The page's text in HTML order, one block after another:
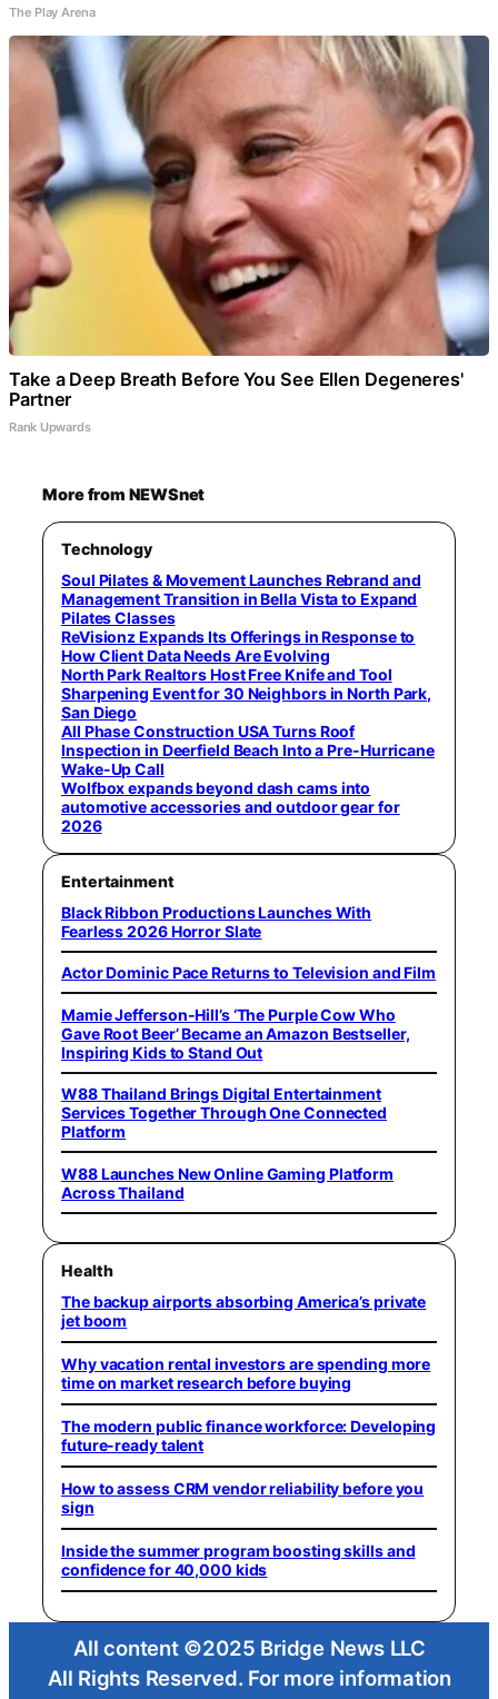
The Play Arena
Take a Deep Breath Before You See Ellen Degeneres'
Partner
Rank Upwards
More from NEWSnet
Technology
Soul Pilates & Movement Launches Rebrand and
Management Transition in Bella Vista to Expand
Pilates Classes
ReVisionz Expands Its Offerings in Response to
How Client Data Needs Are Evolving
North Park Realtors Host Free Knife and Tool
Sharpening Event for 30 Neighbors in North Park,
San Diego
All Phase Construction USA Turns Roof
Inspection in Deerfield Beach Into a Pre-Hurricane
Wake-Up Call
Wolfbox expands beyond dash cams into
automotive accessories and outdoor gear for
2026
Entertainment
Black Ribbon Productions Launches With
Fearless 2026 Horror Slate
Actor Dominic Pace Returns to Television and Film
Mamie Jefferson-Hill’s ‘The Purple Cow Who
Gave Root Beer’ Became an Amazon Bestseller,
Inspiring Kids to Stand Out
W88 Thailand Brings Digital Entertainment
Services Together Through One Connected
Platform
W88 Launches New Online Gaming Platform
Across Thailand
Health
The backup airports absorbing America’s private
jet boom
Why vacation rental investors are spending more
time on market research before buying
The modern public finance workforce: Developing
future-ready talent
How to assess CRM vendor reliability before you
sign
Inside the summer program boosting skills and
confidence for 40,000 kids
All content ©2025 Bridge News LLC
All Rights Reserved. For more information